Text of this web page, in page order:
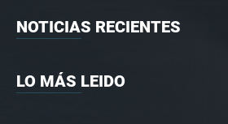
NOTICIAS RECIENTES
LO MÁS LEIDO